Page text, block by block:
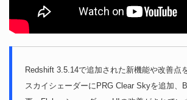
Redshift 3.5.14で追加された新機能や改善点
スカイシェーダーにPRG Clear Skyを追加、